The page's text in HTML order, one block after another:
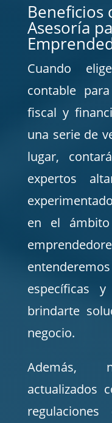
Beneficios
Asesoría
Cuando
contable
fiscal y
una serie de
lugar,
expertos
en el
específicas
brindarte
negocio.
Además,
actualizados